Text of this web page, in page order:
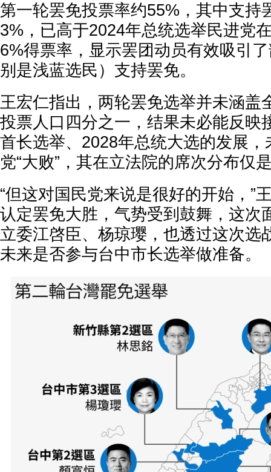
第一轮罢免投票率约55%，其中支持
3%，已高于2024年总统选举民进党
6%得票率，显示罢团动员有效吸引
别是浅蓝选民）支持罢免。
王宏仁指出，两轮罢免选举并未涵盖
投票人口四分之一，结果未必能反映
首长选举、2028年总统大选的发展，
党“大败”，其在立法院的席次分布仅
“但这对国民党来说是很好的开始，”
认定罢免大胜，气势受到鼓舞，这次
立委江啓臣、杨琼璎，也透过这次选
未来是否参与台中市长选举做准备。